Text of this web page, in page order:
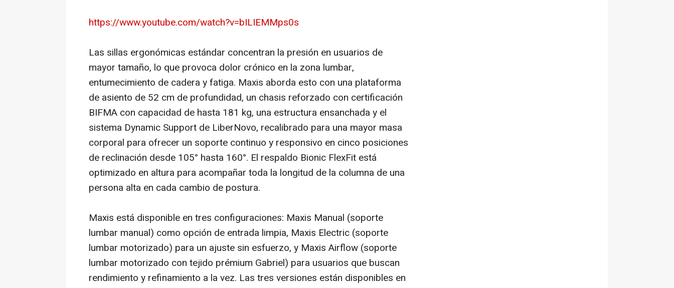
https://www.youtube.com/watch?v=bILIEMMps0s
Las sillas ergonómicas estándar concentran la presión en usuarios de
mayor tamaño, lo que provoca dolor crónico en la zona lumbar,
entumecimiento de cadera y fatiga. Maxis aborda esto con una plataforma
de asiento de 52 cm de profundidad, un chasis reforzado con certificación
BIFMA con capacidad de hasta 181 kg, una estructura ensanchada y el
sistema Dynamic Support de LiberNovo, recalibrado para una mayor masa
corporal para ofrecer un soporte continuo y responsivo en cinco posiciones
de reclinación desde 105° hasta 160°. El respaldo Bionic FlexFit está
optimizado en altura para acompañar toda la longitud de la columna de una
persona alta en cada cambio de postura.
Maxis está disponible en tres configuraciones: Maxis Manual (soporte
lumbar manual) como opción de entrada limpia, Maxis Electric (soporte
lumbar motorizado) para un ajuste sin esfuerzo, y Maxis Airflow (soporte
lumbar motorizado con tejido prémium Gabriel) para usuarios que buscan
rendimiento y refinamiento a la vez. Las tres versiones están disponibles en